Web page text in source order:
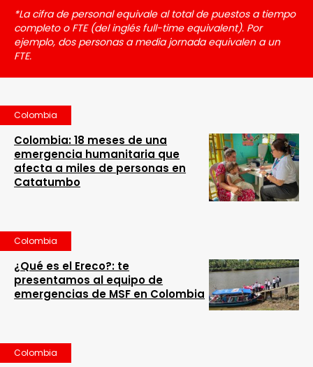
*La cifra de personal equivale al total de puestos a tiempo
completo o FTE (del inglés full-time equivalent). Por
ejemplo, dos personas a media jornada equivalen a un
FTE.
Colombia
Colombia: 18 meses de una
emergencia humanitaria que
afecta a miles de personas en
Catatumbo
Colombia
¿Qué es el Ereco?: te
presentamos al equipo de
emergencias de MSF en Colombia
Colombia